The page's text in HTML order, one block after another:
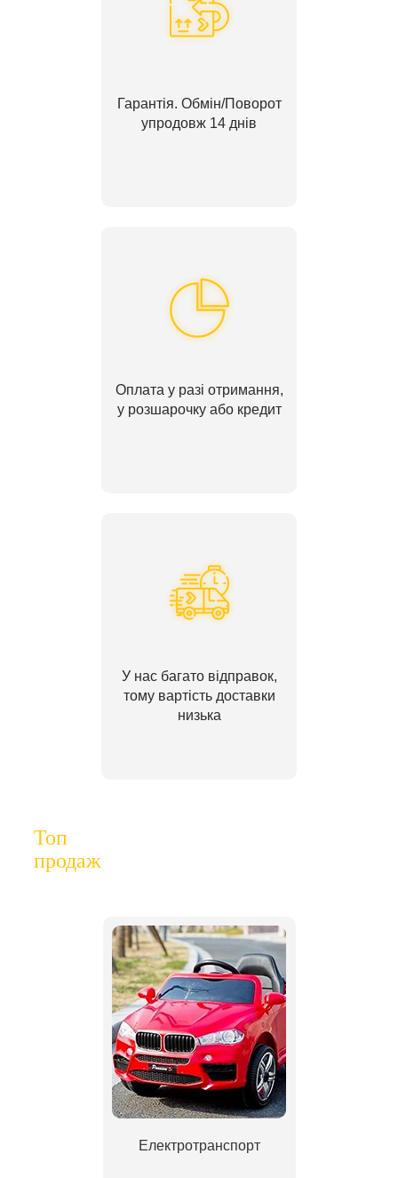
Гарантія. Обмін/Поворот
упродовж 14 днів
Оплата у разі отримання,
у розшарочку або кредит
У нас багато відправок,
тому вартість доставки
низька
Топ
продаж
Електротранспорт